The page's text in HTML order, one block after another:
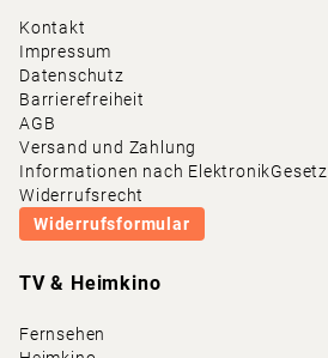
Kontakt
Impressum
Datenschutz
Barrierefreiheit
AGB
Versand und Zahlung
Informationen nach ElektronikGesetz
Widerrufsrecht
Widerrufsformular
TV & Heimkino
Fernsehen